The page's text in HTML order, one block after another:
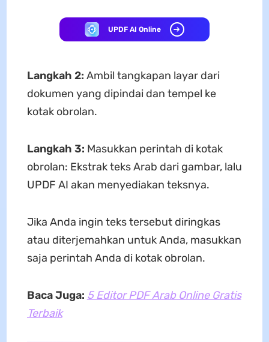
UPDF AI Online
Langkah 2: Ambil tangkapan layar dari
dokumen yang dipindai dan tempel ke
kotak obrolan.
Langkah 3: Masukkan perintah di kotak
obrolan: Ekstrak teks Arab dari gambar, lalu
UPDF AI akan menyediakan teksnya.
Jika Anda ingin teks tersebut diringkas
atau diterjemahkan untuk Anda, masukkan
saja perintah Anda di kotak obrolan.
Baca Juga: 5 Editor PDF Arab Online Gratis
Terbaik